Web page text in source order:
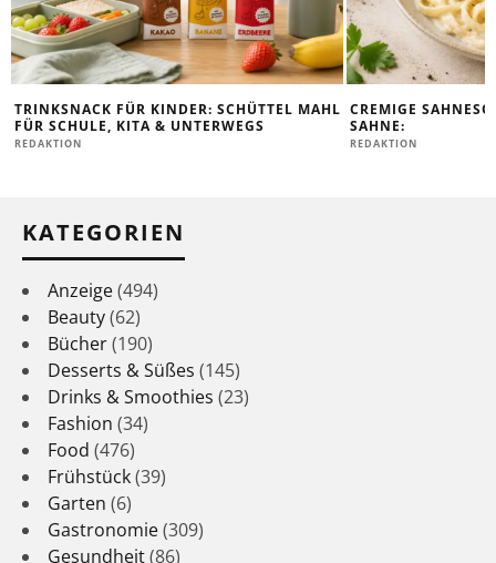
TRINKSNACK FÜR KINDER: SCHÜTTEL MAHL
FÜR SCHULE, KITA & UNTERWEGS
REDAKTION
CREMIGE
AHNE:
REDAKTION
KATEGORIEN
Anzeige(494)
Beauty(62)
Bücher(190)
Desserts & Süßes (145)
Drinks & Smoothies (23)
Fashion (34)
Food (476)
Frühstück(39)
Garten (6)
Gastronomie(309)
Gesundheit(86)